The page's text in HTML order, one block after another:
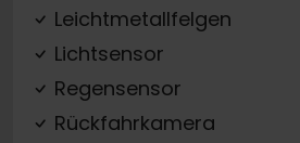
Leichtmetallfelgen
Lichtsensor
Regensensor
Rückfahrkamera